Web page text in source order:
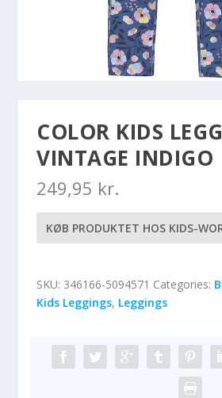
COLOR KIDS
VINTAGE INDIGO
249,95 kr.
KØB PRODUKTET HOS KIDS-
SKU: 346166-5094571 Categories:
Kids Leggings, Leggings